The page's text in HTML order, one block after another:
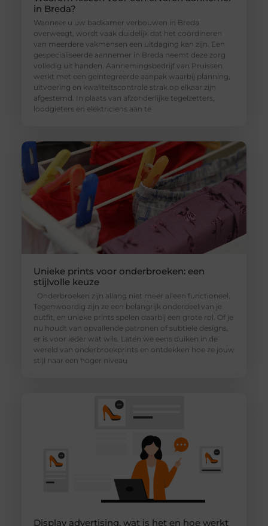
in Breda?
Wanneer u uw badkamer verbouwen in Breda
overweegt, wordt vaak duidelijk dat het coördineren
van meerdere vakmensen een uitdaging kan zijn. Een
gespecialiseerde aannemer in Breda neemt deze zorg
volledig uit handen. Aannemingsbedrijf van Pruissen
werkt met een geïntegreerde aanpak waarbij planning,
uitvoering en kwaliteitscontrole strak op elkaar zijn
afgestemd. In plaats van afzonderlijke tegelzetters,
loodgieters en elektriciens aan te
Unieke prints voor onderbroeken: een
stijlvolle keuze
Onderbroeken zijn allang niet meer alleen functioneel.
Tegenwoordig zijn ze een belangrijk onderdeel van je
outfit, en unieke prints spelen daarbij een grote rol. Of je
nu houdt van opvallende patronen of subtiele designs,
er is voor ieder wat wils. Laten we eens duiken in de
wereld van onderbroekprints en ontdekken hoe ze jouw
stijl naar een hoger niveau
Display advertising, wat is het en hoe werkt